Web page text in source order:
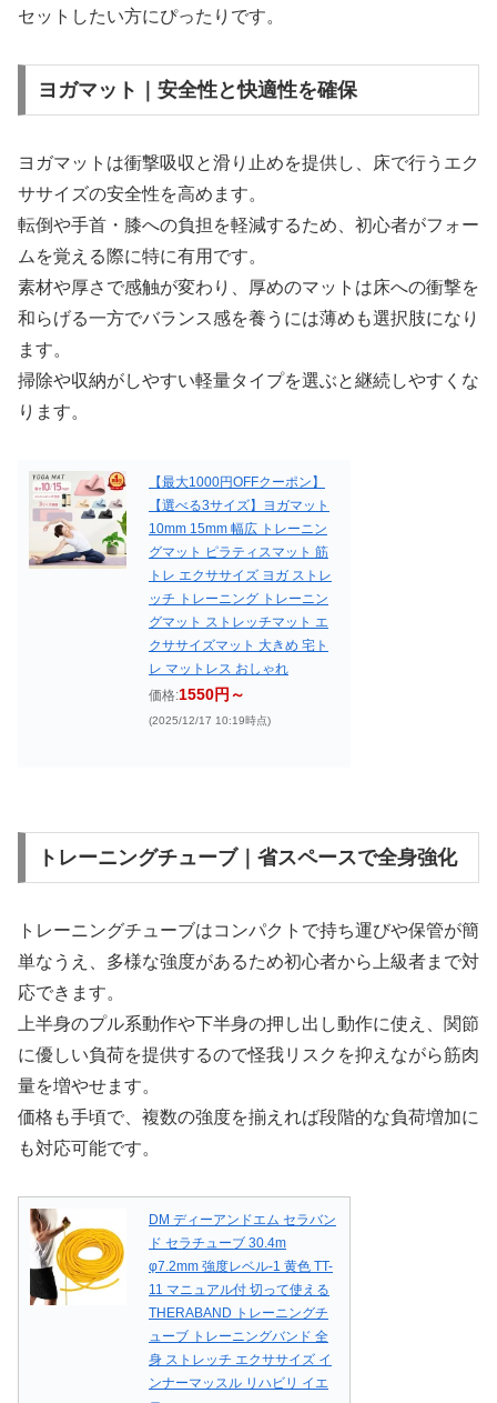
セットしたい方にぴったりです。
ヨガマット｜安全性と快適性を確保
ヨガマットは衝撃吸収と滑り止めを提供し、床で行うエク
ササイズの安全性を高めます。
転倒や手首・膝への負担を軽減するため、初心者がフォー
ムを覚える際に特に有用です。
素材や厚さで感触が変わり、厚めのマットは床への衝撃を
和らげる一方でバランス感を養うには薄めも選択肢になり
ます。
掃除や収納がしやすい軽量タイプを選ぶと継続しやすくな
ります。
【最大1000円OFFクーポン】
【選べる3サイズ】ヨガマット
10mm 15mm 幅広 トレーニン
グマット ピラティスマット 筋
トレ エクササイズ ヨガ ストレ
ッチ トレーニング トレーニン
グマット ストレッチマット エ
クササイズマット 大きめ 宅ト
レ マットレス おしゃれ
価格:1550円～
(2025/12/17 10:19時点)
トレーニングチューブ｜省スペースで全身強化
トレーニングチューブはコンパクトで持ち運びや保管が簡
単なうえ、多様な強度があるため初心者から上級者まで対
応できます。
上半身のプル系動作や下半身の押し出し動作に使え、関節
に優しい負荷を提供するので怪我リスクを抑えながら筋肉
量を増やせます。
価格も手頃で、複数の強度を揃えれば段階的な負荷増加に
も対応可能です。
DM ディーアンドエム セラバン
ド セラチューブ 30.4m
φ7.2mm 強度レベル-1 黄色 TT-
11 マニュアル付 切って使える
THERABAND トレーニングチ
ューブ トレーニングバンド 全
身 ストレッチ エクササイズ イ
ンナーマッスル リハビリ イエ